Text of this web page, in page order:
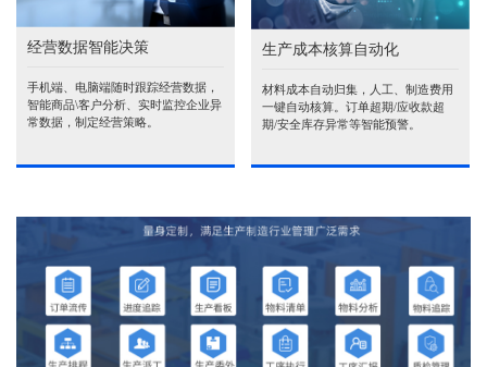
经营数据智能决策
手机端、电脑端随时跟踪经营数据，
智能商品\客户分析、实时监控企业异
常数据，制定经营策略。
生产成本核算自动化
材料成本自动归集，人工、制造费用
一键自动核算。订单超期/应收款超
期/安全库存异常等智能预警。